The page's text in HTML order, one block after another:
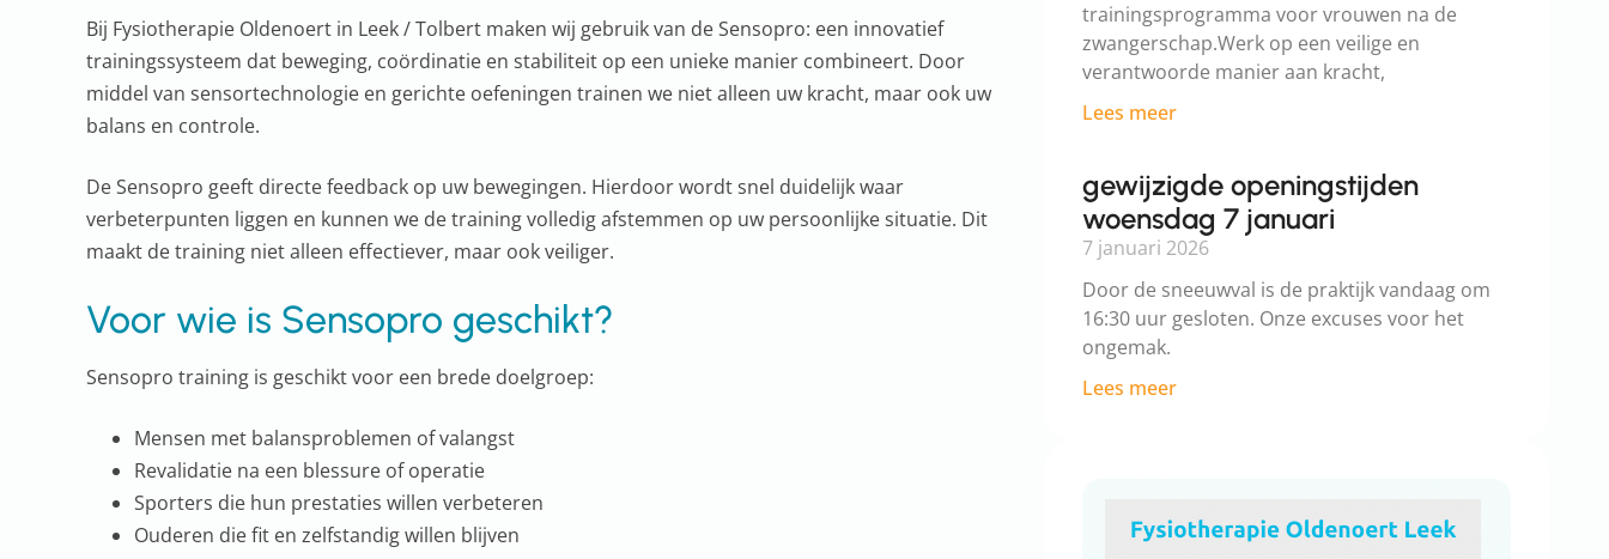
Bij Fysiotherapie Oldenoert in Leek / Tolbert maken wij gebruik van de Sensopro: een innovatief
trainingssysteem dat beweging, coördinatie en stabiliteit op een unieke manier combineert. Door
middel van sensortechnologie en gerichte oefeningen trainen we niet alleen uw kracht, maar ook uw
balans en controle.
De Sensopro geeft directe feedback op uw bewegingen. Hierdoor wordt snel duidelijk waar
verbeterpunten liggen en kunnen we de training volledig afstemmen op uw persoonlijke situatie. Dit
maakt de training niet alleen effectiever, maar ook veiliger.
Voor wie is Sensopro geschikt?
Sensopro training is geschikt voor een brede doelgroep:
Mensen met balansproblemen of valangst
Revalidatie na een blessure of operatie
Sporters die hun prestaties willen verbeteren
Ouderen die fit en zelfstandig willen blijven
trainingsprogramma voor vrouwen na de
zwangerschap.Werk op een veilige en
verantwoorde manier aan kracht,
Lees meer
gewijzigde openingstijden
woensdag 7 januari
7 januari 2026
Door de sneeuwval is de praktijk vandaag om
16:30 uur gesloten. Onze excuses voor het
ongemak.
Lees meer